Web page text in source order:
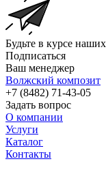
Будьте в курсе
Подписаться
Ваш менеджер
Волжский композит
+7 (8482) 71-43-05
Задать вопрос
О компании
Услуги
Каталог
Контакты